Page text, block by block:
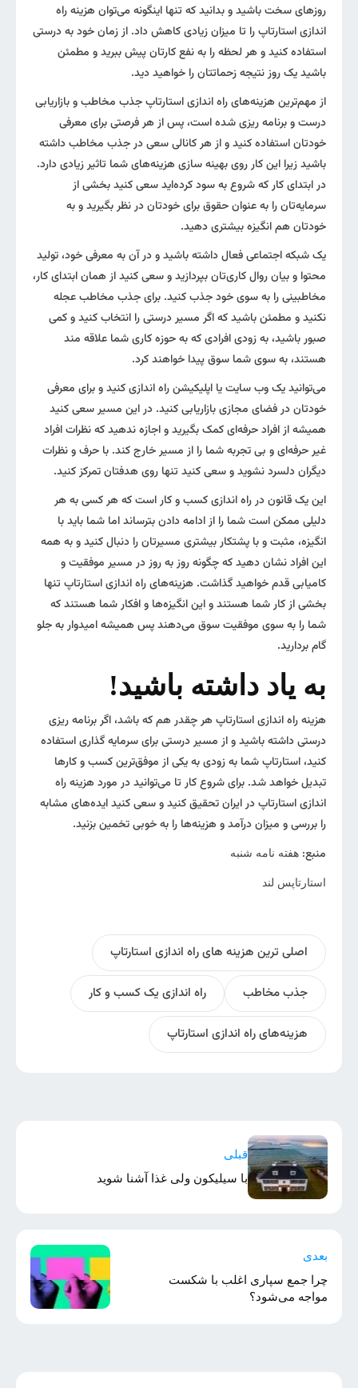
روزهای سخت باشید و بدانید که تنها اینگونه می‌توان هزینه راه
اندازی استارتاپ را تا میزان زیادی کاهش داد. از زمان خود به درستی
استفاده کنید و هر لحظه را به نفع کارتان پیش ببرید و مطمئن
باشید یک روز نتیجه زحماتتان را خواهید دید.
از مهم‌ترین هزینه‌های راه اندازی استارتاپ جذب مخاطب و بازاریابی
درست و برنامه ریزی شده است، پس از هر فرصتی برای معرفی
خودتان استفاده کنید و از هر کانالی سعی در جذب مخاطب داشته
باشید زیرا این کار روی بهینه سازی هزینه‌های شما تاثیر زیادی دارد.
در ابتدای کار که شروع به سود کرده‌اید سعی کنید بخشی از
سرمایه‌تان را به عنوان حقوق برای خودتان در نظر بگیرید و به
خودتان هم انگیزه بیشتری دهید.
یک شبکه اجتماعی فعال داشته باشید و در آن به معرفی خود، تولید
محتوا و بیان روال کاری‌تان بپردازید و سعی کنید از همان ابتدای کار،
مخاطبینی را به سوی خود جذب کنید. برای جذب مخاطب عجله
نکنید و مطمئن باشید که اگر مسیر درستی را انتخاب کنید و کمی
صبور باشید، به زودی افرادی که به حوزه کاری شما علاقه مند
هستند، به سوی شما سوق پیدا خواهند کرد.
می‌توانید یک وب سایت یا اپلیکیشن راه اندازی کنید و برای معرفی
خودتان در فضای مجازی بازاریابی کنید. در این مسیر سعی کنید
همیشه از افراد حرفه‌ای کمک بگیرید و اجازه ندهید که نظرات افراد
غیر حرفه‌ای و بی تجربه شما را از مسیر خارج کند. با حرف و نظرات
دیگران دلسرد نشوید و سعی کنید تنها روی هدفتان تمرکز کنید.
این یک قانون در راه اندازی کسب و کار است که هر کسی به هر
دلیلی ممکن است شما را از ادامه دادن بترساند اما شما باید با
انگیزه، مثبت و با پشتکار بیشتری مسیرتان را دنبال کنید و به همه
این افراد نشان دهید که چگونه روز به روز در مسیر موفقیت و
کامیابی قدم خواهید گذاشت. هزینه‌های راه اندازی استارتاپ تنها
بخشی از کار شما هستند و این انگیزه‌ها و افکار شما هستند که
شما را به سوی موفقیت سوق می‌دهند پس همیشه امیدوار به جلو
گام بردارید.
به یاد داشته باشید!
هزینه راه اندازی استارتاپ هر چقدر هم که باشد، اگر برنامه ریزی
درستی داشته باشید و از مسیر درستی برای سرمایه گذاری استفاده
کنید، استارتاپ شما به زودی به یکی از موفق‌ترین کسب و کارها
تبدیل خواهد شد. برای شروع کار تا می‌توانید در مورد هزینه راه
اندازی استارتاپ در ایران تحقیق کنید و سعی کنید ایده‌‌های مشابه
را بررسی و میزان درآمد و هزینه‌ها را به خوبی تخمین بزنید.
منبع: هفته نامه شنبه
استارتاپس لند
اصلی ترین هزینه های راه اندازی استارتاپ
جذب مخاطب راه اندازی یک کسب و کار
هزینه‌های راه اندازی استارتاپ
قبلی
با سیلیکون ولی غذا آشنا شوید
بعدی
چرا جمع سپاری اغلب با شکست
مواجه می‌شود؟